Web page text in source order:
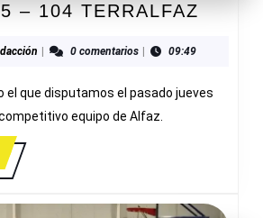
– 104 TERRALFAZ
Redacción0 comentarios 09:49
el que disputamos el pasado jueves
equipo de Alfaz.